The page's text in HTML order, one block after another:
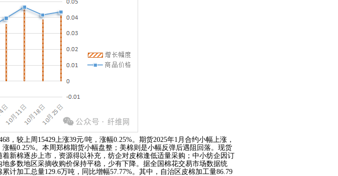
，较上周15429上涨39元/吨，涨幅0.25%。期货2025年1月合约小幅上涨，
涨幅0.25%。本周郑棉期货小幅盘整；美棉则是小幅反弹后遇阻回落。现货
新棉逐步上市，资源得以补充，纺企对皮棉逢低适量采购；中小纺企因订
多数地区采摘收购价保持平稳，少有下降。据全国棉花交易市场数据统
计加工总量129.6万吨，同比增幅57.77%。其中，自治区皮棉加工量86.79